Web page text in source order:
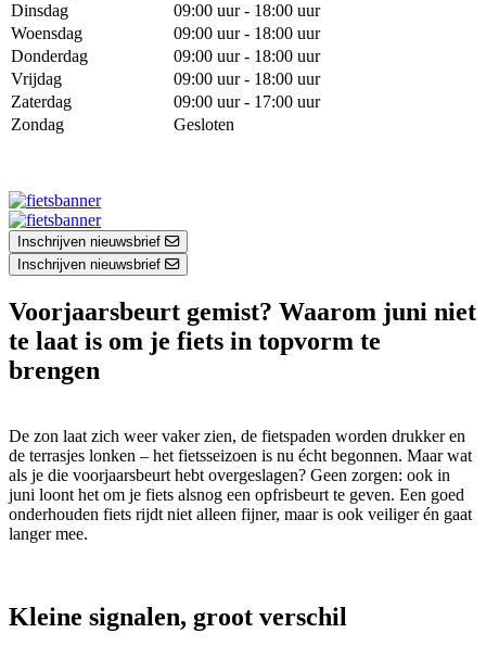
Dinsdag
09:00 uur - 18:00 uur
Woensdag
09:00 uur - 18:00 uur
Donderdag
09:00 uur - 18:00 uur
Vrijdag
09:00 uur - 18:00 uur
Zaterdag
09:00 uur - 17:00 uur
Zondag
Gesloten
Inschrijven nieuwsbrief
Inschrijven nieuwsbrief
Voorjaarsbeurt gemist? Waarom juni niet
te laat is om je fiets in topvorm te
brengen
De zon laat zich weer vaker zien, de fietspaden worden drukker en
de terrasjes lonken – het fietsseizoen is nu écht begonnen. Maar wat
als je die voorjaarsbeurt hebt overgeslagen? Geen zorgen: ook in
juni loont het om je fiets alsnog een opfrisbeurt te geven. Een goed
onderhouden fiets rijdt niet alleen fijner, maar is ook veiliger én gaat
langer mee.
Kleine signalen, groot verschil